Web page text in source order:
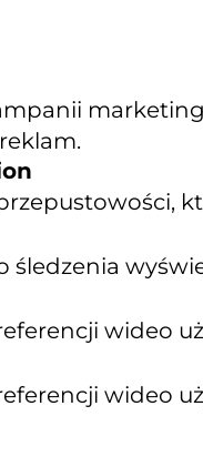
śledzenia
wideo
wideo